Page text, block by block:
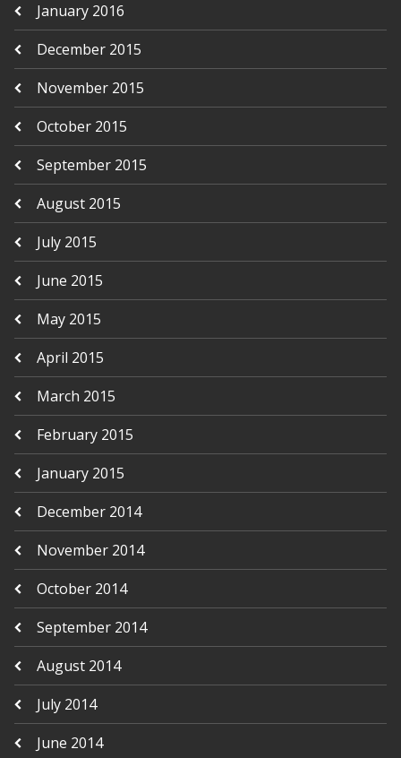
January 2016
December 2015
November 2015
October 2015
September 2015
August 2015
July 2015
June 2015
May 2015
April 2015
March 2015
February 2015
January 2015
December 2014
November 2014
October 2014
September 2014
August 2014
July 2014
June 2014